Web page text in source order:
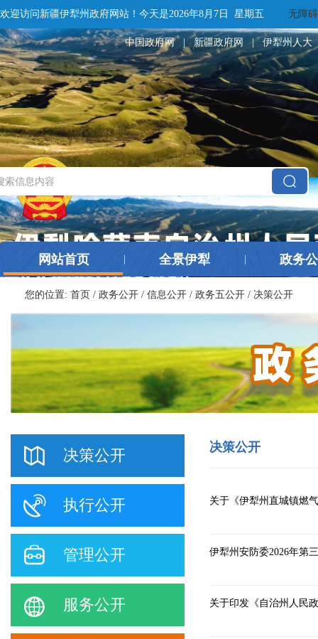
欢迎访问新疆伊犁州政府网站！ 今天是2026年8月7日 星期五 无障碍
中国政府网 | 新疆政府网 | 伊犁州人大
网站首页 全景伊犁 政务
您的位置: 首页 / 政务公开 / 信息公开 / 政务五公开 / 决策公开
决策公开
执行公开
管理公开
服务公开
决策公开
关于《伊犁州直城镇燃
伊犁州安防委2026年第
关于印发《自治州人民